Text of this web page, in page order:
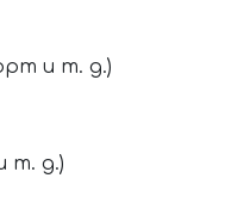
и т. д.)
т. д.)